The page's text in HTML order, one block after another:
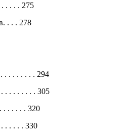
. . . . 275
. . . 278
. . . . . . . . 294
. . . . . . . . 305
. . . . . . 320
. . . . . 330